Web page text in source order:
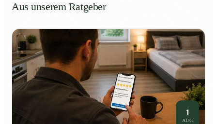
Aus unserem Ratgeber
1
AUG